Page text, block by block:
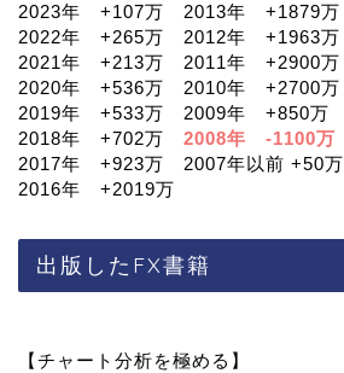
2023年 +107万 2013年 +1879万
2022年 +265万 2012年 +1963万
2021年 +213万 2011年 +2900万
2020年 +536万 2010年 +2700万
2019年 +533万 2009年 +850万
2018年 +702万 2008年 -1100万
2017年 +923万 2007年以前 +50万
2016年 +2019万
出版したFX書籍
【チャート分析を極める】